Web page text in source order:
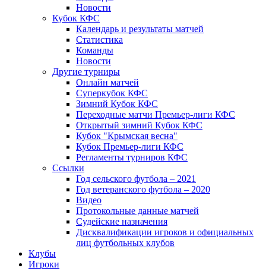
Новости
Кубок КФС
Календарь и результаты матчей
Статистика
Команды
Новости
Другие турниры
Онлайн матчей
Суперкубок КФС
Зимний Кубок КФС
Переходные матчи Премьер-лиги КФС
Открытый зимний Кубок КФС
Кубок "Крымская весна"
Кубок Премьер-лиги КФС
Регламенты турниров КФС
Ссылки
Год сельского футбола – 2021
Год ветеранского футбола – 2020
Видео
Протокольные данные матчей
Судейские назначения
Дисквалификации игроков и официальных
лиц футбольных клубов
Клубы
Игроки